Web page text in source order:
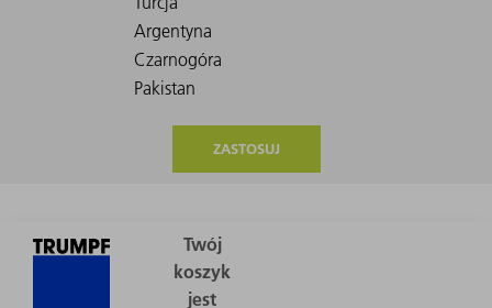
ZASTOSUJ